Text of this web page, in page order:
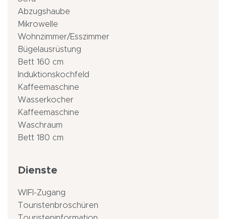
Abzugshaube
Mikrowelle
Wohnzimmer/Esszimmer
Bügelausrüstung
Bett 160 cm
Induktionskochfeld
Kaffeemaschine
Wasserkocher
Kaffeemaschine
Waschraum
Bett 180 cm
Dienste
WIFI-Zugang
Touristenbroschüren